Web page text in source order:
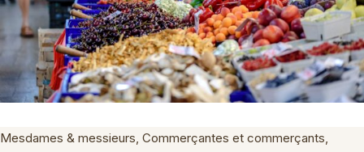
Mesdames & messieurs, Commerçantes et commerçants,